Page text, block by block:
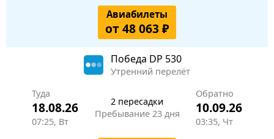
Авиабилеты
от 48 063 ₽
Победа DP 530
Утренний перелёт
Туда
18.08.26
07:25, Вт
2 пересадки
Пребывание 23 дня
Обратно
10.09.26
03:35, Чт